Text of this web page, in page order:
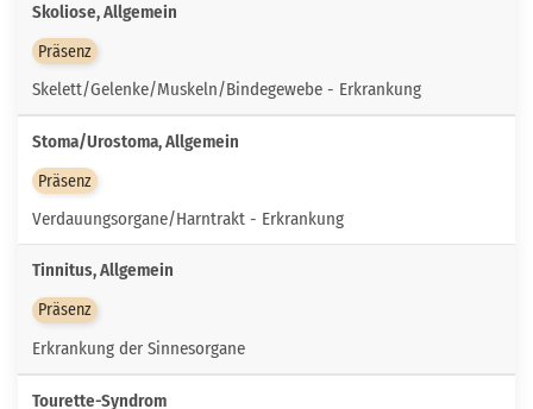
Skoliose, Allgemein
Präsenz
Skelett/Gelenke/Muskeln/Bindegewebe - Erkrankung
Stoma/Urostoma, Allgemein
Präsenz
Verdauungsorgane/Harntrakt - Erkrankung
Tinnitus, Allgemein
Präsenz
Erkrankung der Sinnesorgane
Tourette-Syndrom